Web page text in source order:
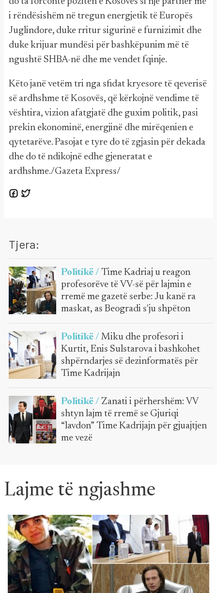
i rëndësishëm në tregun energjetik të Europës
Juglindore, duke rritur sigurinë e furnizimit dhe
duke krijuar mundësi për bashkëpunim më të
ngushtë SHBA-në dhe me vendet fqinje.
Këto janë vetëm tri nga sfidat kryesore të qeverisë
së ardhshme të Kosovës, që kërkojnë vendime të
vështira, vizion afatgjatë dhe guxim politik, pasi
prekin ekonominë, energjinë dhe mirëqenien e
qytetarëve. Pasojat e tyre do të zgjasin për dekada
dhe do të ndikojnë edhe gjeneratat e
ardhshme./Gazeta Express/
Tjera:
Politikë / Time Kadriaj u reagon
profesorëve të VV-së për lajmin e
rremë me gazetë serbe: Ju kanë ra
maskat, as Beogradi s'ju shpëton
Politikë / Miku dhe profesori i
Kurtit, Enis Sulstarova i bashkohet
shpërndarjes së dezinformatës për
Time Kadrijajn
Politikë / Zanati i përhershëm: VV
shtyn lajm të rremë se Gjuriqi
“lavdon” Time Kadrijajn për gjuajtjen
me vezë
Lajme të ngjashme